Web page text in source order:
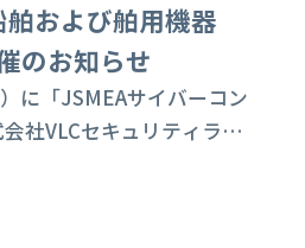
および舶用機器
のお知らせ
に「JSMEAサイバーコン
社VLCセキュリティラボ受